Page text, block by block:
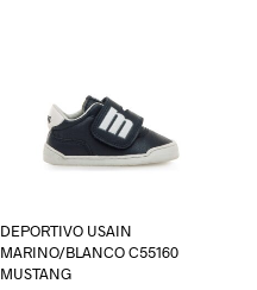
DEPORTIVO USAIN
MARINO/BLANCO C55160
MUSTANG